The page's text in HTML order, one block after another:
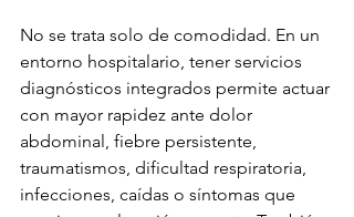
No se trata solo de comodidad. En un
entorno hospitalario, tener servicios
diagnósticos integrados permite actuar
con mayor rapidez ante dolor
abdominal, fiebre persistente,
traumatismos, dificultad respiratoria,
infecciones, caídas o síntomas que